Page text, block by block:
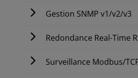
Gestion SNMP v1/v2/v3
Redondance Real-Time
Surveillance Modbus/